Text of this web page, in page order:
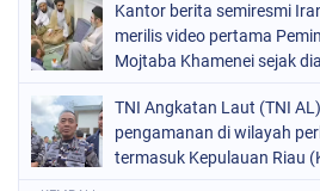
dihubungi oleh salah satu
Dodhy Hardiyanto untuk
Andika Mahesa harus
@dodhyofficial telepon
@kangenbandofficial_
sedang sakit," tuturnya. Ia
Kantor berita semiresmi
merilis video pertama
Mojtaba Khamenei sejak
TNI Angkatan Laut (TNI
pengamanan di wilayah
termasuk Kepulauan Riau